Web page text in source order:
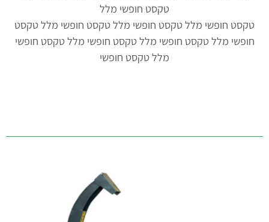
טקסט חופשי מלל
טקסט חופשי מלל טקסט חופשי מלל טקסט חופשי מלל טקסט
חופשי מלל טקסט חופשי מלל טקסט חופשי מלל טקסט חופשי
מלל טקסט חופשי